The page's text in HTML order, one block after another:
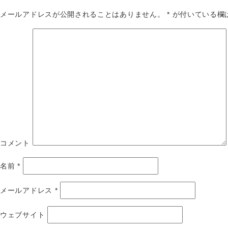
メールアドレスが公開されることはありません。 * が付いている欄
コメント
名前*
メールアドレス *
ウェブサイト